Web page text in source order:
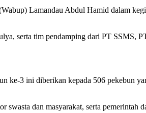
Lamandau Abdul Hamid dalam
serta tim pendamping dari PT SSMS,
3 ini diberikan kepada 506 pekebun
dan masyarakat, serta